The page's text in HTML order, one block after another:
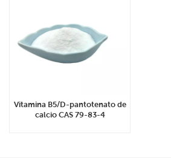
Vitamina B5/D-pantotenato de
calcio CAS 79-83-4